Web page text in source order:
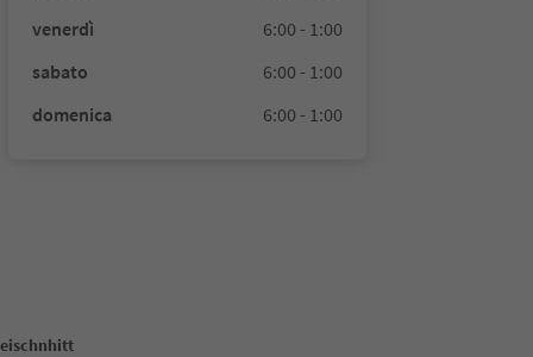
venerdì
6:00 - 1:00
sabato
6:00 - 1:00
domenica
6:00 - 1:00